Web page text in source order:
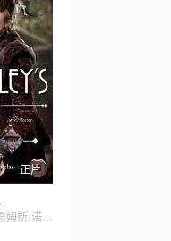
正片
主演:荷丽黛·格兰杰,詹姆斯·诺顿,理查德·麦登,朱迪·科默,爱德华·霍尔克罗夫特